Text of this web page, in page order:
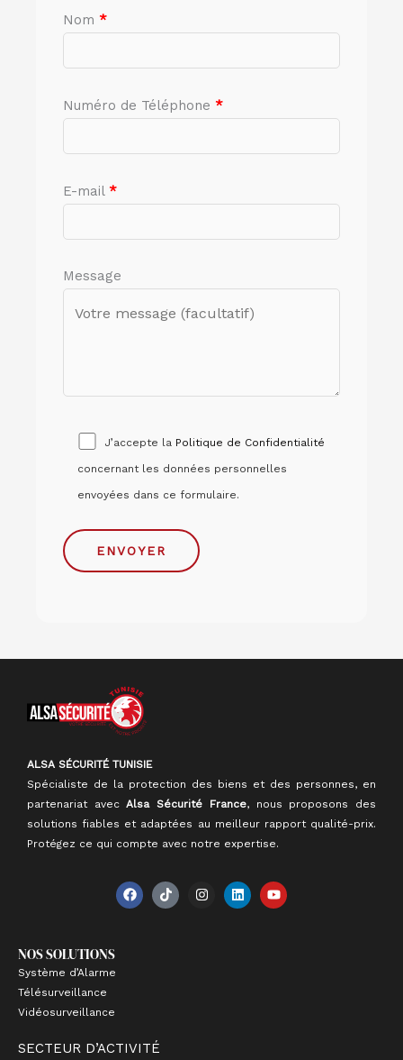
Nom *
Numéro de Téléphone *
E-mail *
Message
J’accepte la Politique de Confidentialité
concernant les données personnelles
envoyées dans ce formulaire.
ALSA SÉCURITÉ TUNISIE
Spécialiste de la protection des biens et des personnes, en
partenariat avecAlsa Sécurité France, nous proposons des
solutions fiables et adaptées au meilleur rapport qualité-prix.
Protégez ce qui compte avec notre expertise.
F
a
c
T
i
k
I
n
L
i
n
Y
o
u
NOS SOLUTIONS
Système d’Alarme
Télésurveillance
Vidéosurveillance
SECTEUR D’ACTIVITÉ